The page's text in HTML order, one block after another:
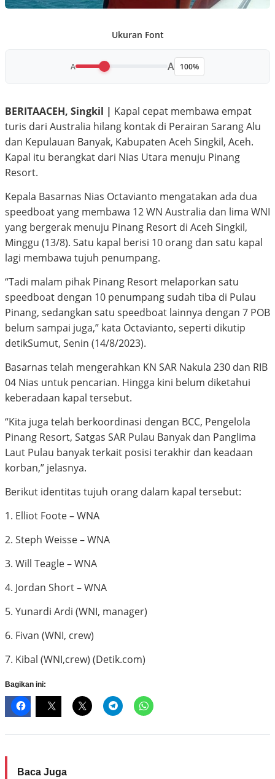
Ukuran Font
A A 100%
BERITAACEH, Singkil | Kapal cepat membawa empat
turis dari Australia hilang kontak di Perairan Sarang Alu
dan Kepulauan Banyak, Kabupaten Aceh Singkil, Aceh.
Kapal itu berangkat dari Nias Utara menuju Pinang
Resort.
Kepala Basarnas Nias Octavianto mengatakan ada dua
speedboat yang membawa 12 WN Australia dan lima WNI
yang bergerak menuju Pinang Resort di Aceh Singkil,
Minggu (13/8). Satu kapal berisi 10 orang dan satu kapal
lagi membawa tujuh penumpang.
“Tadi malam pihak Pinang Resort melaporkan satu
speedboat dengan 10 penumpang sudah tiba di Pulau
Pinang, sedangkan satu speedboat lainnya dengan 7 POB
belum sampai juga,” kata Octavianto, seperti dikutip
detikSumut, Senin (14/8/2023).
Basarnas telah mengerahkan KN SAR Nakula 230 dan RIB
04 Nias untuk pencarian. Hingga kini belum diketahui
keberadaan kapal tersebut.
“Kita juga telah berkoordinasi dengan BCC, Pengelola
Pinang Resort, Satgas SAR Pulau Banyak dan Panglima
Laut Pulau banyak terkait posisi terakhir dan keadaan
korban,” jelasnya.
Berikut identitas tujuh orang dalam kapal tersebut:
1. Elliot Foote – WNA
2. Steph Weisse – WNA
3. Will Teagle – WNA
4. Jordan Short – WNA
5. Yunardi Ardi (WNI, manager)
6. Fivan (WNI, crew)
7. Kibal (WNI,crew) (Detik.com)
Bagikan ini:
Baca Juga